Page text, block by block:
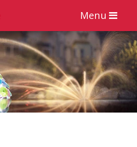
Toggle
navigation
Menu